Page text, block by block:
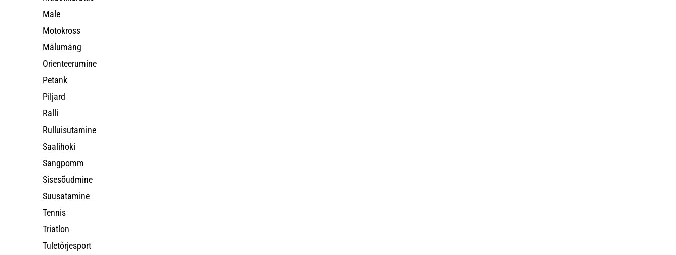
Male
Motokross
Mälumäng
Orienteerumine
Petank
Piljard
Ralli
Rulluisutamine
Saalihoki
Sangpomm
Sisesõudmine
Suusatamine
Tennis
Triatlon
Tuletõrjesport